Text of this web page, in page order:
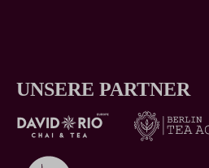
UNSERE PARTNER